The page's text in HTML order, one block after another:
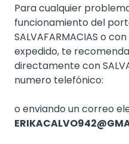
Para cualquier
funcionamiento del
SALVAFARMACIAS o
expedido, te
directamente con
numero telefónico:
o enviando un correo